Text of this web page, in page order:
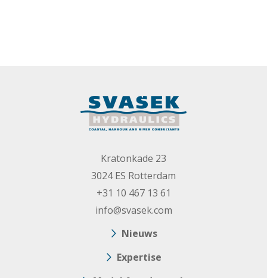
Kratonkade 23
3024 ES Rotterdam
+31 10 467 13 61
info@svasek.com
Nieuws
Expertise